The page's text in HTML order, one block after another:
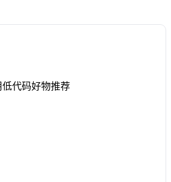
低代码好物推荐